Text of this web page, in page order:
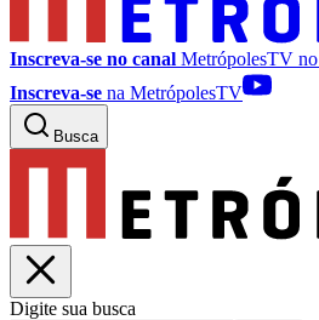
Inscreva-se no canal MetrópolesTV no
Inscreva-se na MetrópolesTV
Busca
Digite sua busca